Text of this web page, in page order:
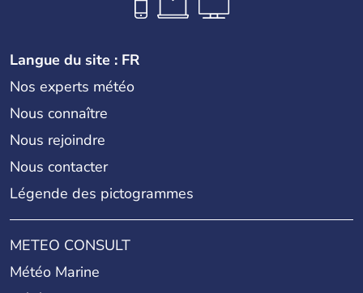
Langue du site : FR
Nos experts météo
Nous connaître
Nous rejoindre
Nous contacter
Légende des pictogrammes
METEO CONSULT
Météo Marine